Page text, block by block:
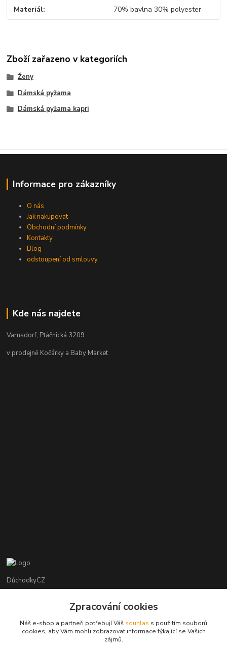
Materiál 70% bavlna 30% polyester
Zboží zařazeno v kategoriích
Ženy
Dámská pyžama
Dámská pyžama kapri
Informace pro zákazníky
O nás
Jak nakupovat
Obchodní podmínky
Kontakty
Blog
odstoupení od smlouvy
Kde nás najdete
Varnsdorf, Ptáčnická 3209
v prodejně Kočárky a Baby Market
DůchodkyCZ
+420 412384749
objednavky@duchodky.cz
Zpracování cookies
Náš e-shop a partneři potřebují Váš souhlas s použitím souborů
cookies, aby Vám mohli zobrazovat informace týkající se Vašich
zájmů.